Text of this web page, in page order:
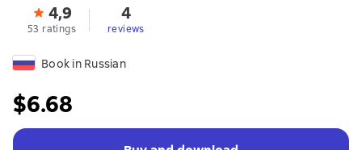
4,9
53 ratings
4
reviews
Book in Russian
$6.68